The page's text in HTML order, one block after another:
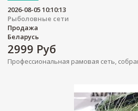
2026-08-05 10:10:13
Рыболовные сети
Продажа
Беларусь
2999 Руб
Профессиональная рамовая сеть,